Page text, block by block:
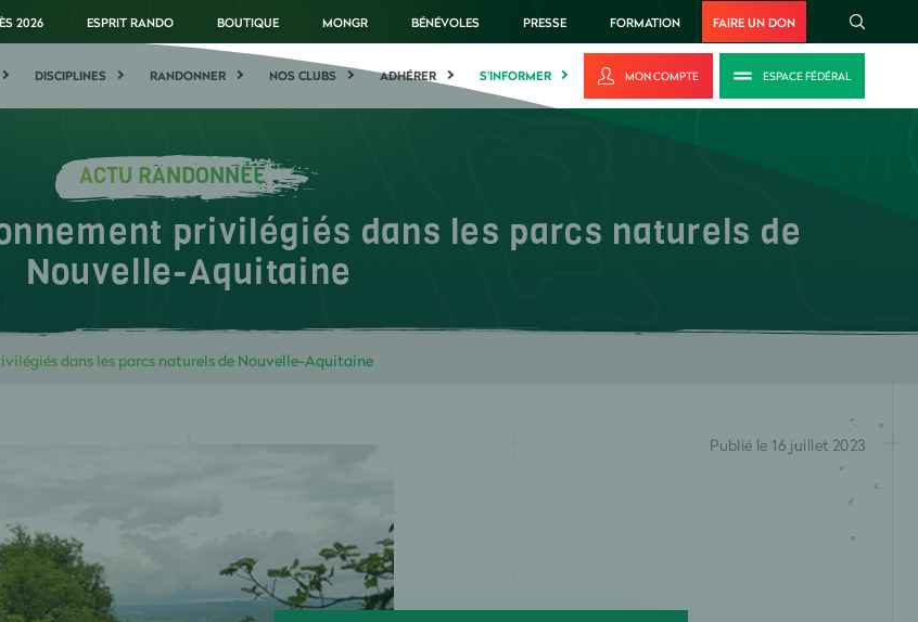
2026 ESPRIT RANDO BOUTIQUE MONGR BÉNÉVOLES PRESSE FORMATION FAIRE UN DON
DISCIPLINES RANDONNER NOS CLUBS ADHÉRER S'INFORMER MON COMPTE ESPACE FÉDÉRAL
ACTU RANDONNÉE
privilégiés dans les parcs naturels de
Nouvelle-Aquitaine
dans les parcs naturels de Nouvelle-Aquitaine
Publié le 16 juillet 2023